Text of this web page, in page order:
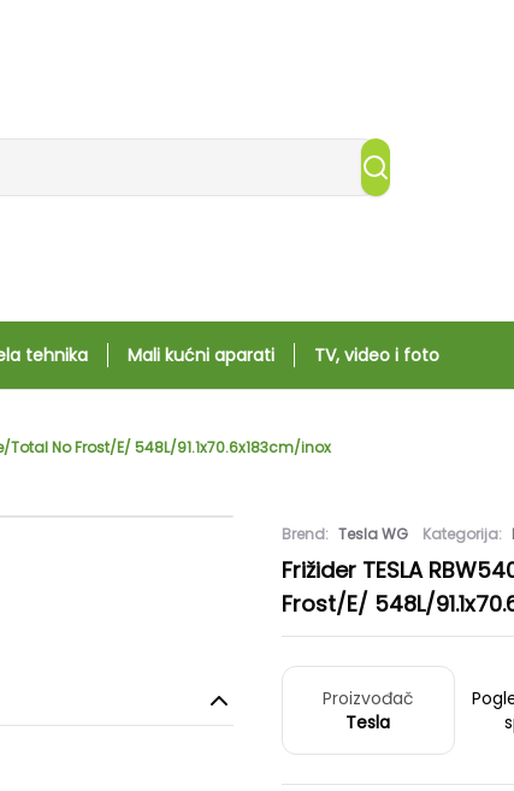
tehnika Mali kućni aparati TV, video i foto
Total No Frost/E/ 548L/91.1x70.6x183cm/inox
Brend: Tesla WG Kategorija:
Frižider TESLA
Frost/E/ 548L/
Proizvođač
Tesla